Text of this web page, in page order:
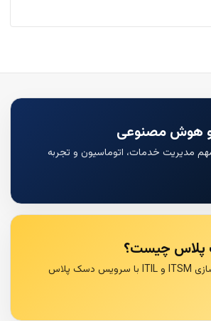
مدیریت خدمات، اتوماسیون و تجربه
چیست؟
معرفی مسیر پیاده‌سازی ITSM و ITIL با سرویس دسک پلاس